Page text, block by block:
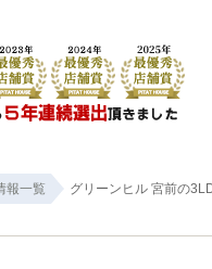
報一覧 グリーンヒル 宮前の